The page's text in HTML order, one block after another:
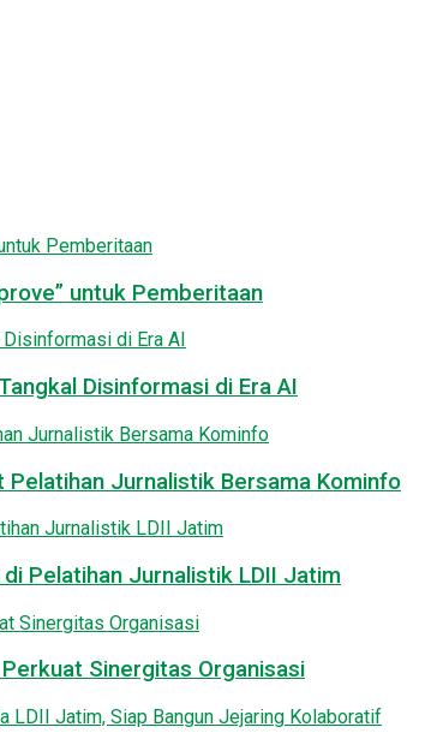
untuk Pemberitaan
Disinformasi di Era AI
Jurnalistik Bersama Kominfo
Pelatihan Jurnalistik LDII Jatim
Sinergitas Organisasi